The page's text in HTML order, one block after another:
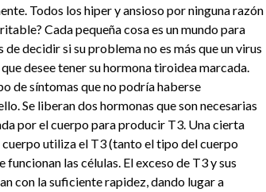
Todos los hiper y ansioso por ninguna razón
Cada pequeña cosa es un mundo para
decidir si su problema no es más que un virus
desee tener su hormona tiroidea marcada.
de síntomas que no podría haberse
Se liberan dos hormonas que son necesarias
por el cuerpo para producir T3. Una cierta
utiliza el T3 (tanto el tipo del cuerpo
las células. El exceso de T3 y sus
con la suficiente rapidez, dando lugar a